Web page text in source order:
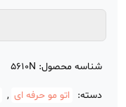
شناسه محصول: 5610N
دسته: اتو مو حرفه ای ,